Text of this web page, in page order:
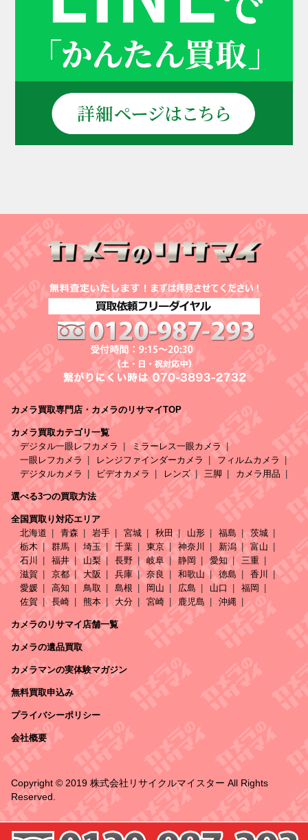
カメラ買取専門店・カメラのリサマイTOP
カメラ買取カテゴリ一覧
デジタル一眼レフカメラ
ミラーレス一眼カメラ
一眼レフカメラ
レンジファインダーカメラ
フィルムカメラ
デジタルカメラ
ビデオカメラ レンズ 三脚 カメラ用品
選べる3つの買取方法
全国買取り対応エリア
北海道
青森 岩手 宮城 秋田 山形 福島
茨城
栃木
群馬 埼玉 千葉 東京 神奈川 新潟
富山
石川
福井 山梨 長野 岐阜 静岡 愛知
三重
滋賀
京都 大阪 兵庫 奈良 和歌山 徳島
香川
愛媛
高知 鳥取 島根 岡山 広島 山口
福岡
佐賀
長崎 熊本 大分 宮崎 鹿児島 沖縄
カメラのリサマイ店舗一覧
カメラの遺品買取
カメラマンの実体験マガジン
無料買取申込み
プライバシーポリシー
会社概要
Copyright © 2019 株式会社リサイクルマイスター All Rights
Reserved.